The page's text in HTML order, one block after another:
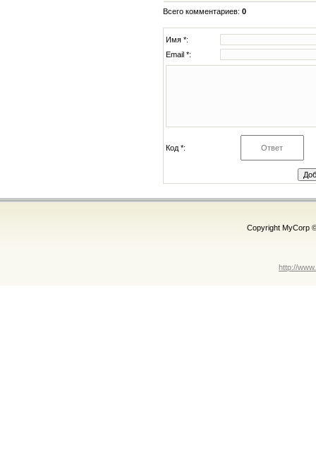
Всего комментариев: 0
Имя *:
Email *:
Код *:
Copyright MyCorp
http://